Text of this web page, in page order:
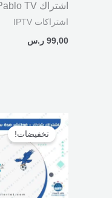
اشتراك Pablo TV
اشتراكات IPTV
99,00 ر.س
تخفيضات!
السعر
الأصلي
هو:
450,00 ر.س.
السعر
الحالي
هو: